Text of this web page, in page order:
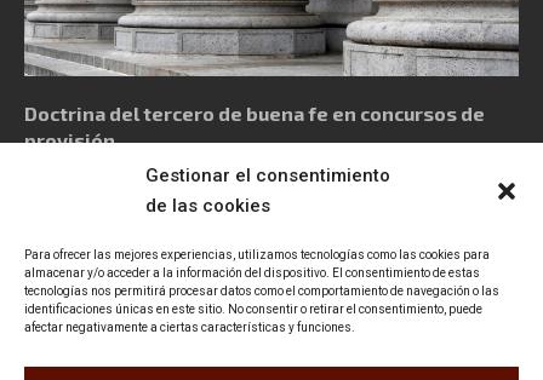
Gestionar el consentimiento
de las cookies
Para ofrecer las mejores experiencias, utilizamos tecnologías como las cookies para
almacenar y/o acceder a la información del dispositivo. El consentimiento de estas
tecnologías nos permitirá procesar datos como el comportamiento de navegación o las
identificaciones únicas en este sitio. No consentir o retirar el consentimiento, puede
afectar negativamente a ciertas características y funciones.
Doctrina del tercero de buena fe en concursos de
provisión
Política de privacidad Aviso Legal
Política de cookies